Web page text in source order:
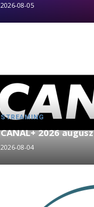
2026-08-05
STREAMING
CANAL+ 2026
2026-08-04